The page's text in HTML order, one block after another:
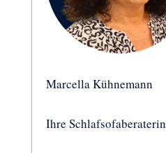
Marcella Kühnemann
Ihre